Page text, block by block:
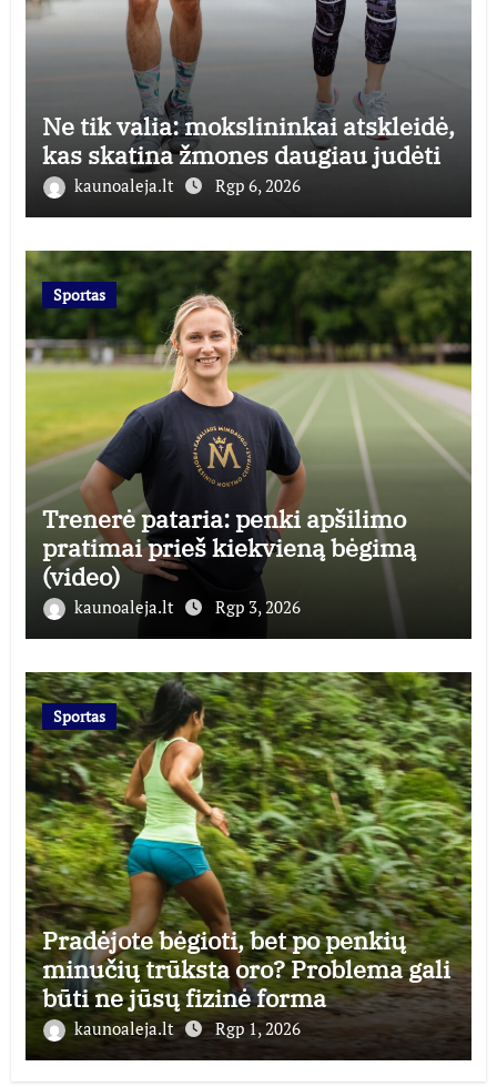
Ne tik valia: mokslininkai atskleidė,
kas skatina žmones daugiau judėti
kaunoaleja.lt Rgp 6, 2026
Sportas
Trenerė pataria: penki apšilimo
pratimai prieš kiekvieną bėgimą
(video)
kaunoaleja.lt Rgp 3, 2026
Sportas
Pradėjote bėgioti, bet po penkių
minučių trūksta oro? Problema gali
būti ne jūsų fizinė forma
kaunoaleja.lt Rgp 1, 2026